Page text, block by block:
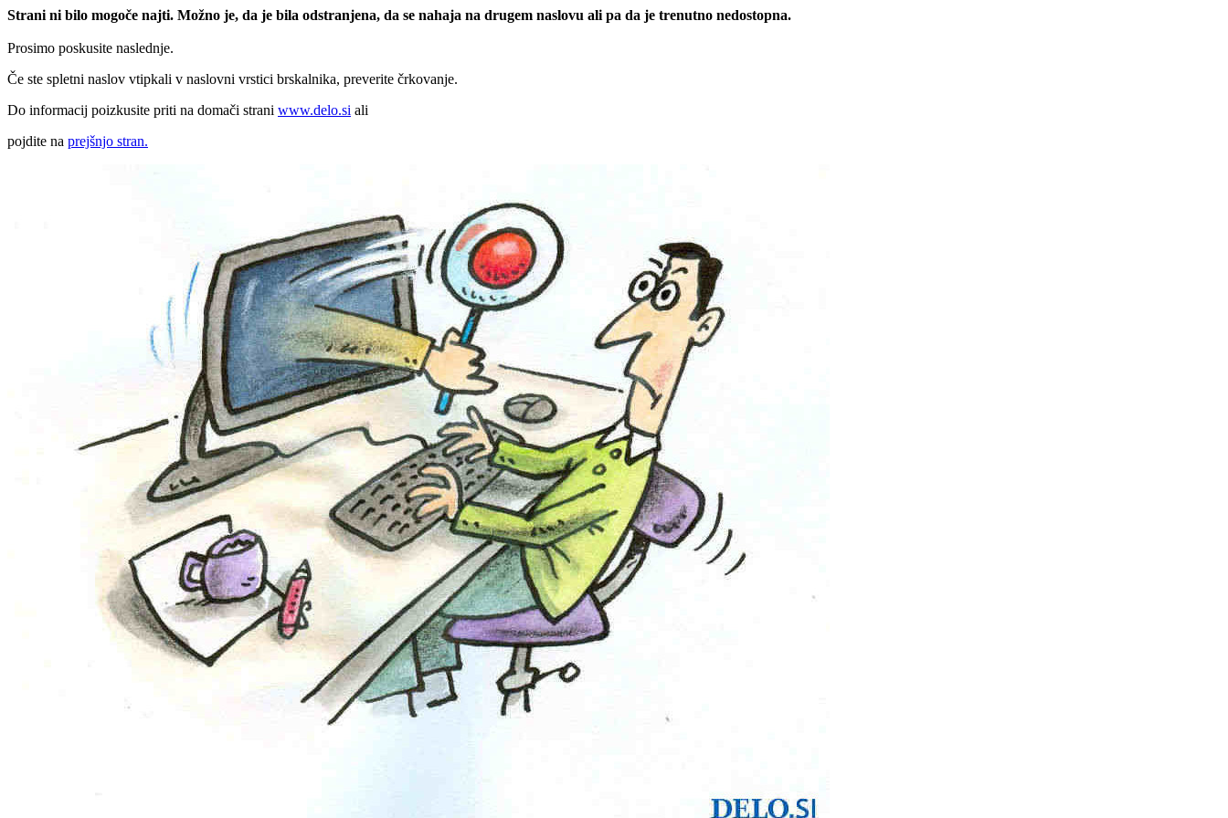
Strani ni bilo mogoče najti. Možno je, da je bila odstranjena, da se nahaja na drugem naslovu ali pa da je trenutno nedostopna.
Prosimo poskusite naslednje.
Če ste spletni naslov vtipkali v naslovni vrstici brskalnika, preverite črkovanje.
Do informacij poizkusite priti na domači strani www.delo.si ali
pojdite na prejšnjo stran.